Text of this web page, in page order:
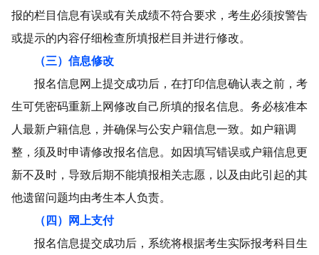
报的栏目信息有误或有关成绩不符合要求，考生必须按警告
或提示的内容仔细检查所填报栏目并进行修改。
（三）信息修改
报名信息网上提交成功后，在打印信息确认表之前，考
生可凭密码重新上网修改自己所填的报名信息。 务必核准本
人最新户籍信息，并确保与公安户籍信息一致。 如户籍调
整，须及时申请修改报名信息。 如因填写错误或户籍信息更
新不及时，导致后期不能填报相关志愿，以及由此引起的其
他遗留问题均由考生本人负责。
（四）网上支付
报名信息提交成功后，系统将根据考生实际报考科目生